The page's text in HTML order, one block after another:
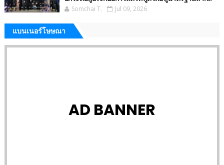
Somchai T. Jul 09, 2026
แบนเนอร์โษษณา
AD BANNER